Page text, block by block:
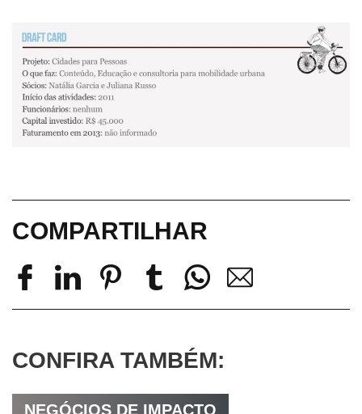
COMPARTILHAR
CONFIRA TAMBÉM:
NEGÓCIOS DE IMPACTO